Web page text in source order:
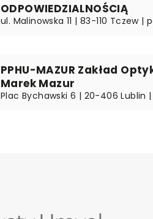
ODPOWIEDZIALNOŚCIĄ
ul. Malinowska 11 | 83-110 Tczew |
PPHU-MAZUR Zakład
Marek Mazur
Plac Bychawski 6 | 20-406 Lublin |